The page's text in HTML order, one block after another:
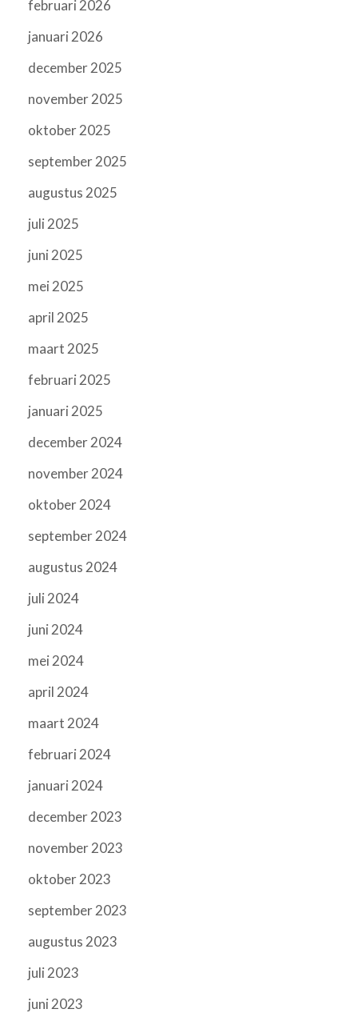
februari 2026
januari 2026
december 2025
november 2025
oktober 2025
september 2025
augustus 2025
juli 2025
juni 2025
mei 2025
april 2025
maart 2025
februari 2025
januari 2025
december 2024
november 2024
oktober 2024
september 2024
augustus 2024
juli 2024
juni 2024
mei 2024
april 2024
maart 2024
februari 2024
januari 2024
december 2023
november 2023
oktober 2023
september 2023
augustus 2023
juli 2023
juni 2023